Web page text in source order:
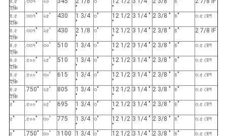
ইঞ্চি
"
"
৪.৫
ইঞ্চি
.৩৩৭" ২৫' 430
1 3/4
"
৩"
12 1/2
"
3 1/4 " 2 3/8 " ৪" ৩.৫ রেগ
৪.৫
ইঞ্চি
.৩৩৭" ২৫' 430
2 1/8
"
৩"
12 1/2
"
3 1/4 " 2 3/8 " ৪" 2 7/8 IF
৪.৫
ইঞ্চি
.৩৩৭" ৩০' 510
1 3/4
"
৩"
12 1/2
"
3 1/4 " 2 3/8 " ৪" ৩.৫ রেগ
৪.৫
ইঞ্চি
.৫০০" ২৫' 510
1 3/4
"
৩"
12 1/2
"
3 1/4 " 2 3/8 " ৪" ৩.৫ রেগ
৪.৫
ইঞ্চি
.৫০০" ৩০' 615
1 3/4
"
৩"
12 1/2
"
3 1/4 " 2 3/8 " ৪" ৩.৫ রেগ
৪.৫
ইঞ্চি
.750" ২৫' 805
1 3/4
"
৩"
12 1/2
"
3 1/4 " 2 3/8 " ৪" ৩.৫ রেগ
৫" .৫০০" ২৫' 695
1 3/4
"
৩"
12 1/2
"
3 1/4 " 2 3/8 " ৪" ৩.৫ রেগ
৫" .৫০০" ৩০' 775
1 3/4
"
৩"
12 1/2
"
3 1/4 " 2 3/8 " ৪" ৩.৫ রেগ
৫" .750" ৩০' 1100 1 3/4 ৩" 12 1/2 3 1/4 " 2 3/8 " ৪" ৩.৫ রেগ